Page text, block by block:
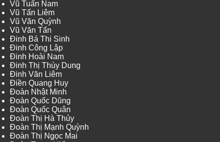
Vũ Tuấn Nam
Vũ Tấn Liêm
Vũ Văn Quỳnh
Vũ Văn Tấn
Đinh Bá Thi Sinh
Đinh Công Lập
Đinh Hoài Nam
Đinh Thị Thùy Dung
Đinh Văn Liêm
Điền Quang Huy
Đoàn Nhật Minh
Đoàn Quốc Dũng
Đoàn Quốc Quân
Đoàn Thị Hà Thủy
Đoàn Thị Mạnh Quỳnh
Đoàn Thị Ngọc Mai